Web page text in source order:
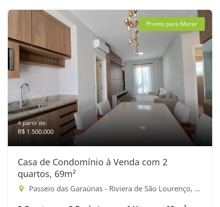
Pronto para Morar
A partir de:
R$ 1.500.000
Casa de Condomínio à Venda com 2
quartos, 69m²
Passeio das Garaúnas - Riviera de São Lourenço, Bertioga-SP